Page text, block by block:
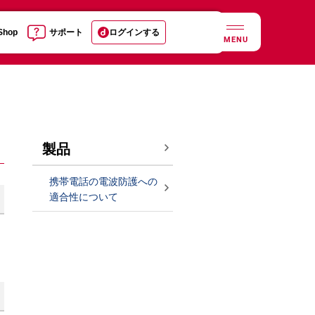
サポート ログインする
MENU
製品
携帯電話の電波防護への
適合性について